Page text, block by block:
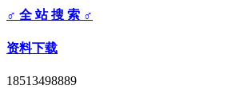
♂ 全 站 搜 索 ♂
资料下载
18513498889